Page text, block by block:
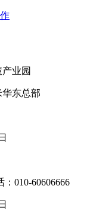
业园
东总部
010-60606666